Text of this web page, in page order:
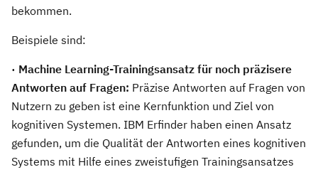
bekommen.
Beispiele sind:
· Machine Learning-Trainingsansatz für noch präzisere
Antworten auf Fragen: Präzise Antworten auf Fragen von
Nutzern zu geben ist eine Kernfunktion und Ziel von
kognitiven Systemen. IBM Erfinder haben einen Ansatz
gefunden, um die Qualität der Antworten eines kognitiven
Systems mit Hilfe eines zweistufigen Trainingsansatzes